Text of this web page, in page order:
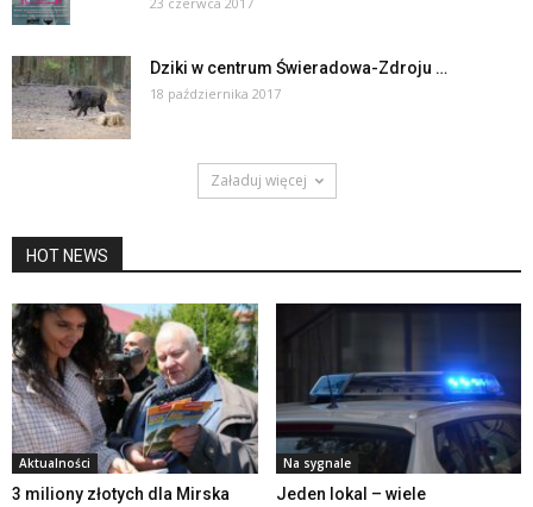
Dziki w centrum Świeradowa-Zdroju …
18 października 2017
Załaduj więcej
HOT NEWS
Aktualności
3 miliony złotych dla Mirska
Na sygnale
Jeden lokal – wiele